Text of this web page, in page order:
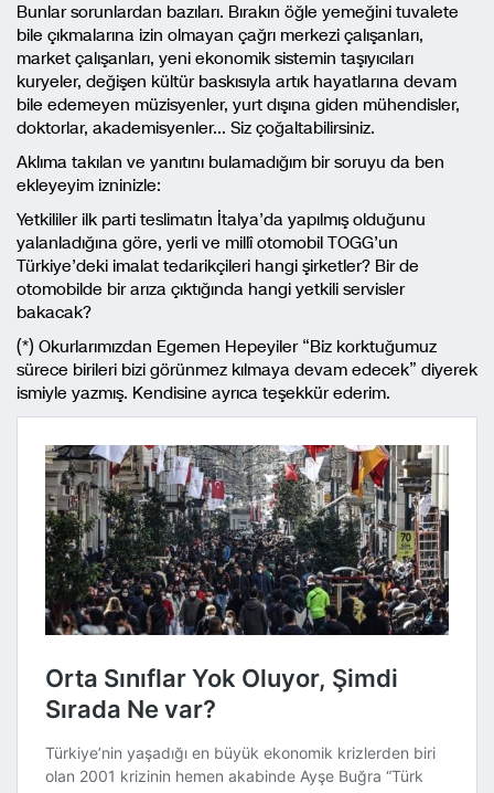
Bunlar sorunlardan bazıları. Bırakın öğle yemeğini tuvalete
bile çıkmalarına izin olmayan çağrı merkezi çalışanları,
market çalışanları, yeni ekonomik sistemin taşıyıcıları
kuryeler, değişen kültür baskısıyla artık hayatlarına devam
bile edemeyen müzisyenler, yurt dışına giden mühendisler,
doktorlar, akademisyenler… Siz çoğaltabilirsiniz.
Aklıma takılan ve yanıtını bulamadığım bir soruyu da ben
ekleyeyim izninizle:
Yetkililer ilk parti teslimatın İtalya’da yapılmış olduğunu
yalanladığına göre, yerli ve millî otomobil TOGG’un
Türkiye’deki imalat tedarikçileri hangi şirketler? Bir de
otomobilde bir arıza çıktığında hangi yetkili servisler
bakacak?
(*) Okurlarımızdan Egemen Hepeyiler “Biz korktuğumuz
sürece birileri bizi görünmez kılmaya devam edecek” diyerek
ismiyle yazmış. Kendisine ayrıca teşekkür ederim.